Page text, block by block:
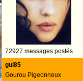
72927 messages postés
gui85
Gourou Pigeonneux